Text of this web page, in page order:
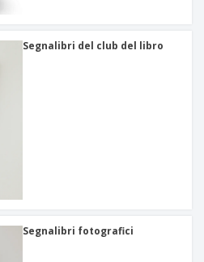
Segnalibri del club del libro
Segnalibri fotografici